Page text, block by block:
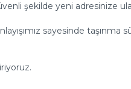
şekilde yeni adresinize
sayesinde taşınma